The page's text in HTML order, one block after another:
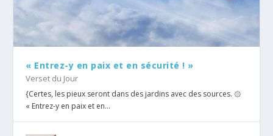
« Entrez-y en paix et en sécurité ! »
Verset du Jour
{Certes, les pieux seront dans des jardins avec des sources. ۞
« Entrez-y en paix et en...